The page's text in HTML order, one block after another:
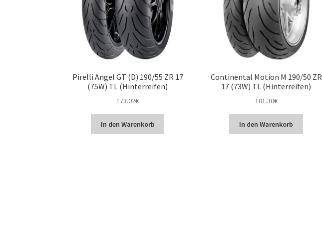
Pirelli Angel GT (D) 190/55 ZR 17
(75W) TL (Hinterreifen)
173.02€
In den Warenkorb
Continental Motion M 190/50 ZR
17 (73W) TL (Hinterreifen)
101.30€
In den Warenkorb